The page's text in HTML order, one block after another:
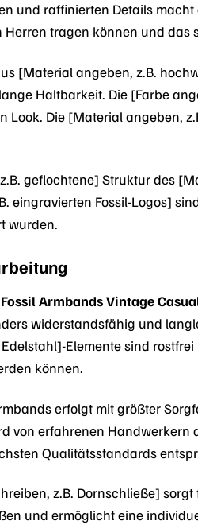
und raffinierten Details
Herren tragen können und
[Material angeben, z.B.
Haltbarkeit. Die [Farbe
Look. Die [Material angeben,
geflochtene] Struktur des
eingravierten Fossil-Logos]
wurden.
Fossil Armbands Vintage
widerstandsfähig und
Elemente sind
können.
erfolgt mit größter
von erfahrenen
Qualitätsstandards
z.B. Dornschließe]
und ermöglicht eine